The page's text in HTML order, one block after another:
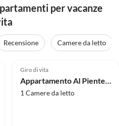
per vacanze
Recensione Camere da letto
Giro di vita
Appartamento Al Piente fino a 3 persone
1 Camere da letto